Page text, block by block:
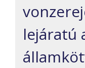
lejáratú